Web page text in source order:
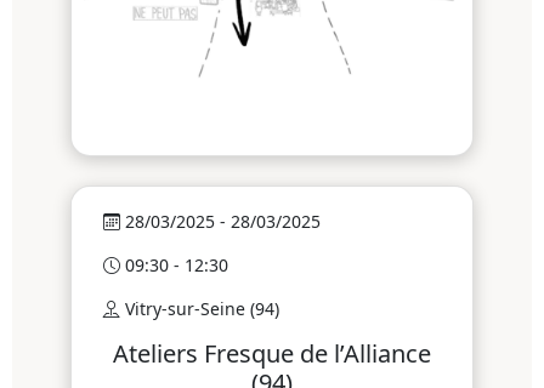
28/03/2025 - 28/03/2025
09:30 - 12:30
Vitry-sur-Seine (94)
Ateliers Fresque de l’Alliance